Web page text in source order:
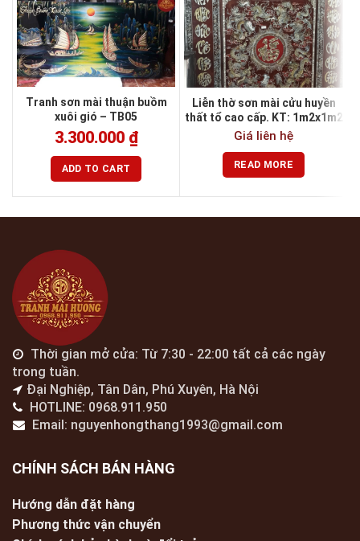
Tranh sơn mài thuận buồm
xuôi gió – TB05
3.300.000 ₫
ADD TO CART
Liễn thờ sơn mài cửu huyền
thất tổ cao cấp. KT: 1m2x1m2
Giá liên hệ
READ MORE
Thời gian mở cửa: Từ 7:30 - 22:00 tất cả các ngày
trong tuần.
Đại Nghiệp, Tân Dân, Phú Xuyên, Hà Nội
HOTLINE: 0968.911.950
Email: nguyenhongthang1993@gmail.com
CHÍNH SÁCH BÁN HÀNG
Hướng dẫn đặt hàng
Phương thức vận chuyển